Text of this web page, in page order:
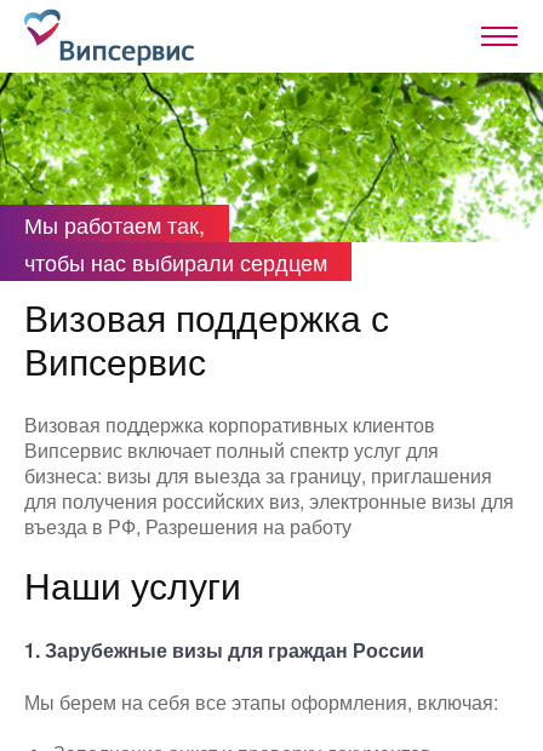
Мы работаем так,
чтобы нас выбирали сердцем
Визовая поддержка с
Випсервис
Визовая поддержка корпоративных клиентов
Випсервис включает полный спектр услуг для
бизнеса: визы для выезда за границу, приглашения
для получения российских виз, электронные визы для
въезда в РФ, Разрешения на работу
Наши услуги
1. Зарубежные визы для граждан России
Мы берем на себя все этапы оформления, включая: